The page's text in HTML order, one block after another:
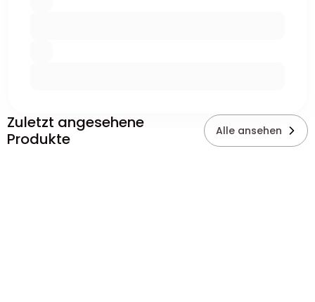
Zuletzt angesehene
Produkte
Alle ansehen